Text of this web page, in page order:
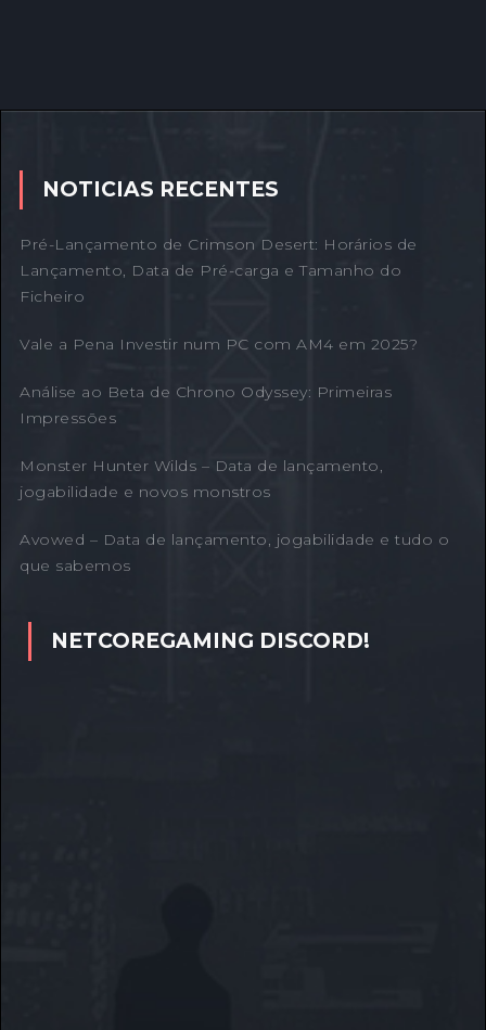
NOTICIAS RECENTES
Pré-Lançamento de Crimson Desert: Horários de
Lançamento, Data de Pré-carga e Tamanho do
Ficheiro
Vale a Pena Investir num PC com AM4 em 2025?
Análise ao Beta de Chrono Odyssey: Primeiras
Impressões
Monster Hunter Wilds – Data de lançamento,
jogabilidade e novos monstros
Avowed – Data de lançamento, jogabilidade e tudo o
que sabemos
NETCOREGAMING DISCORD!